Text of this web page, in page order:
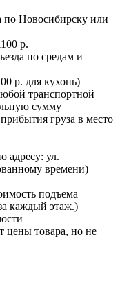
по Новосибирску или
р.
по средам и
р. для кухонь)
транспортной
сумму
груза в место
адресу: ул.
времени)
подъема
каждый этаж.)
цены товара, но не